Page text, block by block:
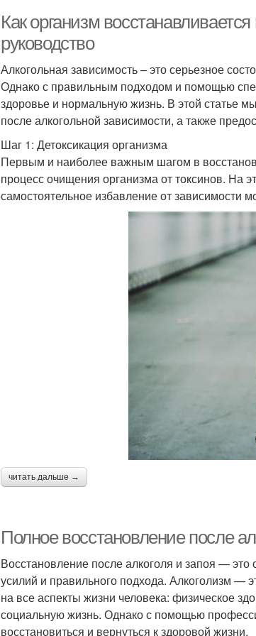
Как организм
руководство
Алкогольная зависимость – это серьезное
Однако с правильным подходом и помощью
здоровье и нормальную жизнь. В этой статье
после алкогольной зависимости, а также
Шаг 1: Детоксикация организма
Первым и наиболее важным шагом в
процесс очищения организма от токсинов. На
самостоятельное избавление от зависимости
читать дальше →
Полное восстановление после
Восстановление после алкоголя и запоя —
усилий и правильного подхода. Алкоголизм —
на все аспекты жизни человека: физическое
социальную жизнь. Однако с помощью
восстановиться и вернуться к здоровой жизни.